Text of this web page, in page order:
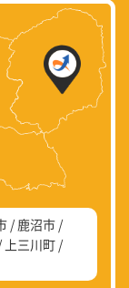
鹿沼市
上三川町